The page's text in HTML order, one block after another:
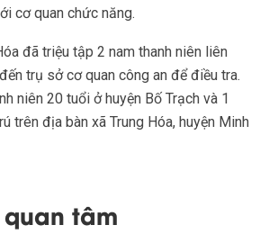
cơ quan chức năng.
đã triệu tập 2 nam thanh niên liên
trụ sở cơ quan công an để điều tra.
niên 20 tuổi ở huyện Bố Trạch và 1
trên địa bàn xã Trung Hóa, huyện Minh
tâm